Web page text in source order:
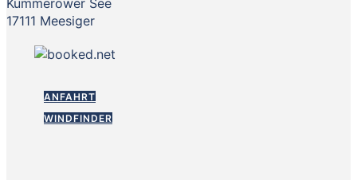
17111 Meesiger
ANFAHRT
WINDFINDER